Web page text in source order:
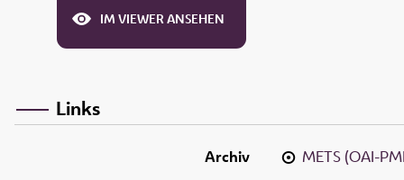
IM VIEWER ANSEHEN
Links
Archiv METS (OAI-